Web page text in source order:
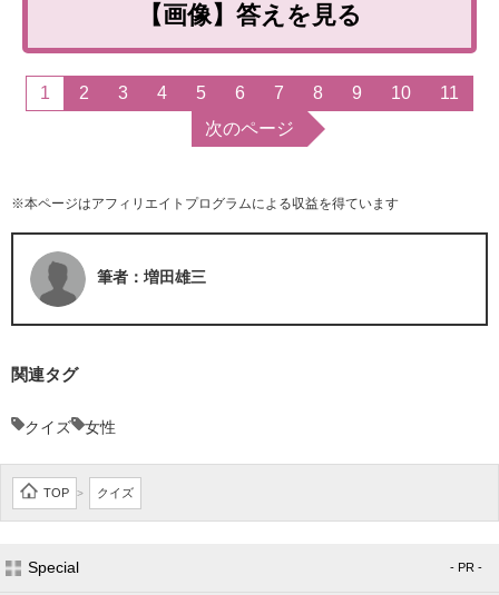
【画像】答えを見る
1 2 3 4 5 6 7 8 9 10
11
次のページ
※本ページはアフィリエイトプログラムによる収益を得ています
筆者：増田雄三
関連タグ
クイズ 女性
TOP > クイズ
Special - PR -